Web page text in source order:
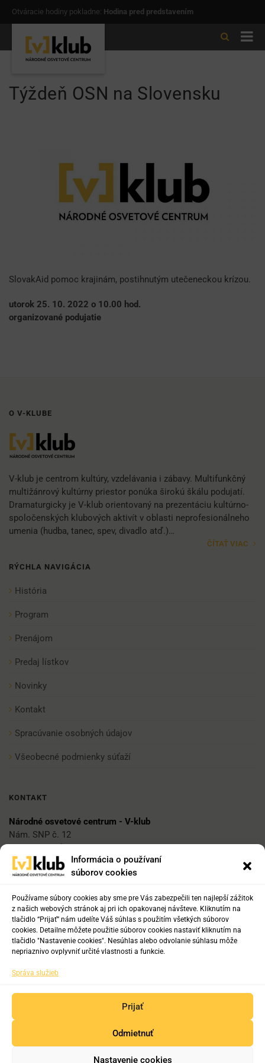
Informácia o používaní
súborov cookies
Používame súbory cookies aby sme pre Vás zabezpečili ten najlepší zážitok
z našich webových stránok aj pri ich opakovanej návšteve. Kliknutím na
tlačidlo “Prijať” nám udelíte Váš súhlas s použitím všetkých súborov
cookies. Detailne môžete použitie súborov cookies nastaviť kliknutím na
tlačidlo "Nastavenie cookies". Nesúhlas alebo odvolanie súhlasu môže
nepriaznivo ovplyvniť určité vlastnosti a funkcie.
Správa služieb
Prijať
Odmietnuť
Nastavenie cookies
Otváracie hodiny pokladne: Hodina pred predstavením
Týždeň OSN na Slovensku
SlovakAid pomoc krajinám, postihnutým utečeneckou krízou.
utorok 25. 10. 2022 o 10.00 hod.
organizované podujatie
O V-KLUBE
V-klub je centrom kultúry, vzdelávania i zábavy. Multifunkčný
multižánrový kultúrny priestor ponúka širokú škálu podujatí.
Dramaturgicky je V-klub orientovaný na prezentáciu kultúrno-
spoločenských klubových aktivít v oblasti neprofesionálneho
umenia (hudba, tanec, spev, divadlo atď.)…
ČÍTAŤ VIAC
RÝCHLA NAVIGÁCIA
História
Program
Prenájom
Predaj lístkov
Novinky
Kontakt
Spracúvanie osobných údajov
Všeobecné podmienky súťaží
KONTAKT
Národné osvetové centrum - V-klub
Nám. SNP č. 12
812 34 Bratislava 1
vklub@nocka.sk
Tel:
+421 2 204 71 217
+421 918 817 141
Copyright © 2019-2025. Všetky práva vyhradené.